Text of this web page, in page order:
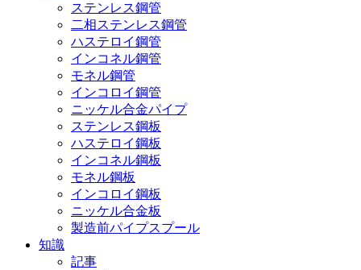
ステンレス鋼管
二相ステンレス鋼管
ハステロイ鋼管
インコネル鋼管
モネル鋼管
インコロイ鋼管
ニッケル合金パイプ
ステンレス鋼板
ハステロイ鋼板
インコネル鋼板
モネル鋼板
インコロイ鋼板
ニッケル合金板
製造前パイプスプール
知識
記事